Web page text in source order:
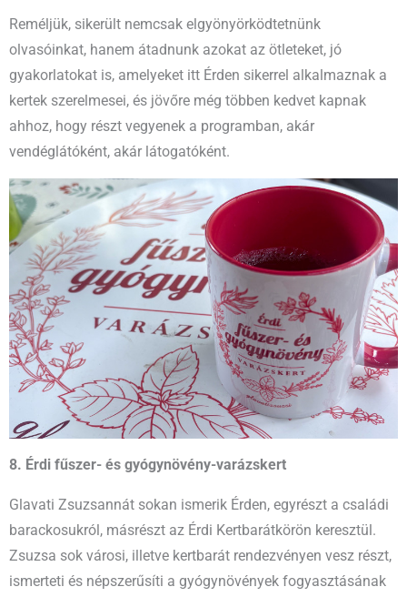
Reméljük, sikerült nemcsak elgyönyörködtetnünk
olvasóinkat, hanem átadnunk azokat az ötleteket, jó
gyakorlatokat is, amelyeket itt Érden sikerrel alkalmaznak a
kertek szerelmesei, és jövőre még többen kedvet kapnak
ahhoz, hogy részt vegyenek a programban, akár
vendéglátóként, akár látogatóként.
8. Érdi fűszer- és gyógynövény-varázskert
Glavati Zsuzsannát sokan ismerik Érden, egyrészt a családi
barackosukról, másrészt az Érdi Kertbarátkörön keresztül.
Zsuzsa sok városi, illetve kertbarát rendezvényen vesz részt,
ismerteti és népszerűsíti a gyógynövények fogyasztásának